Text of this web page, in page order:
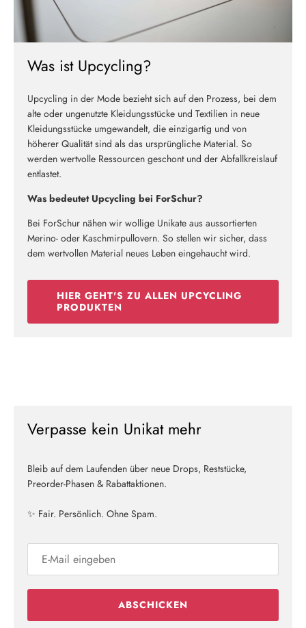
Was ist Upcycling?
Upcycling in der Mode bezieht sich auf den Prozess, bei dem
alte oder ungenutzte Kleidungsstücke und Textilien in neue
Kleidungsstücke umgewandelt, die einzigartig und von
höherer Qualität sind als das ursprüngliche Material. So
werden wertvolle Ressourcen geschont und der Abfallkreislauf
entlastet.
Was bedeutet Upcycling bei ForSchur?
Bei ForSchur nähen wir wollige Unikate aus aussortierten
Merino- oder Kaschmirpullovern. So stellen wir sicher, dass
dem wertvollen Material neues Leben eingehaucht wird.
HIER GEHT'S ZU ALLEN UPCYCLING
PRODUKTEN
Verpasse kein Unikat mehr
Bleib auf dem Laufenden über neue Drops, Reststücke,
Preorder-Phasen & Rabattaktionen.
✨ Fair. Persönlich. Ohne Spam.
ABSCHICKEN